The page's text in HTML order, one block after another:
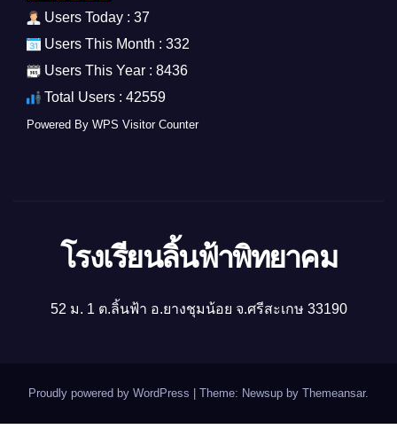
Users Today : 37
Users This Month : 332
Users This Year : 8436
Total Users : 42559
Powered By WPS Visitor Counter
โรงเรียนลิ้นฟ้าพิทยาคม
52 ม. 1 ต.ลิ้นฟ้า อ.ยางชุมน้อย จ.ศรีสะเกษ 33190
Proudly powered by WordPress Theme: Newsup by Themeansar.